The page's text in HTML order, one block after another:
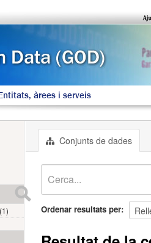
àrees i serveis
Conjunts de dades
Ordenar resultats per